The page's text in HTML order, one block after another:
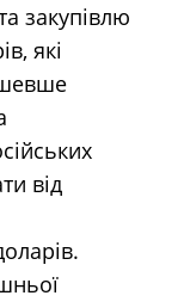
закупівлю
які
від